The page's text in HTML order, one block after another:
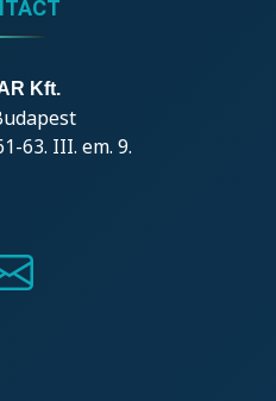
Kft.
63. III. em. 9.